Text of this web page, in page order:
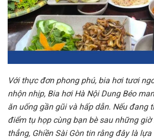
Với thực đơn phong phú, bia hơi tươi
nhộn nhịp, Bia hơi Hà Nội Dung Béo
ăn uống gần gũi và hấp dẫn. Nếu đang
điểm tụ họp cùng bạn bè sau những
thẳng, Ghiền Sài Gòn tin rằng đây là